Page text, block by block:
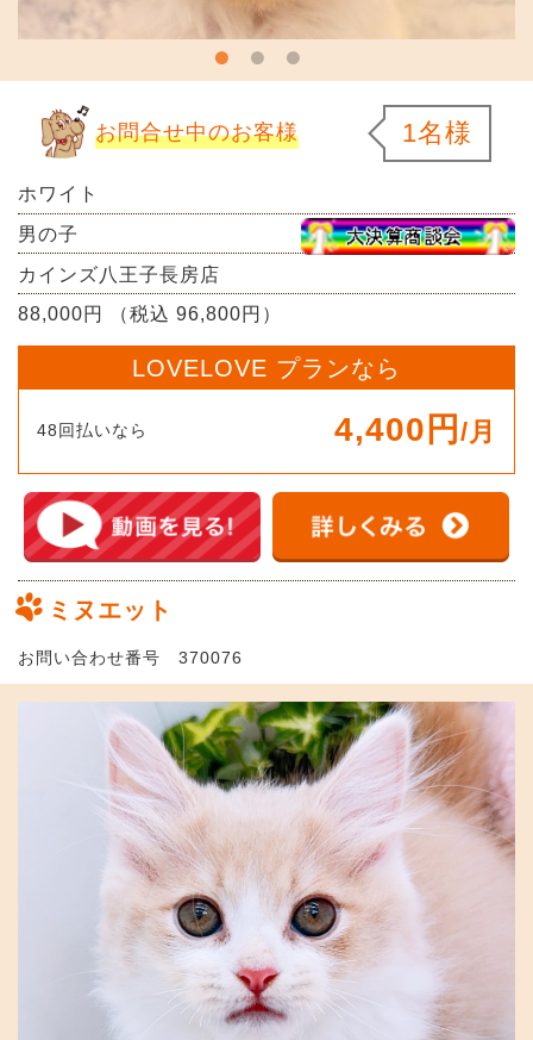
お問合せ中のお客様 1名様
ホワイト
男の子
カインズ八王子長房店
88,000円 （税込 96,800円）
LOVELOVE プランなら
48回払いなら 4,400円 /月
ミヌエット
お問い合わせ番号 370076